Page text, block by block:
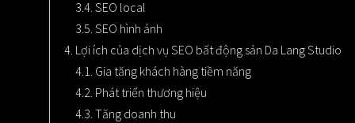
3.4. SEO local
3.5. SEO hình ảnh
4. Lợi ích của dịch vụ SEO bất động sản Da Lang Studio
4.1. Gia tăng khách hàng tiềm năng
4.2. Phát triển thương hiệu
4.3. Tăng doanh thu